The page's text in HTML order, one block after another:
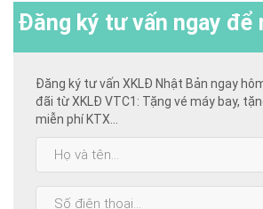
Đăng ký tư vấn ngay để
Đăng ký tư vấn XKLĐ Nhật Bản ngay
đãi từ XKLĐ VTC1: Tặng vé máy bay,
miễn phí KTX...